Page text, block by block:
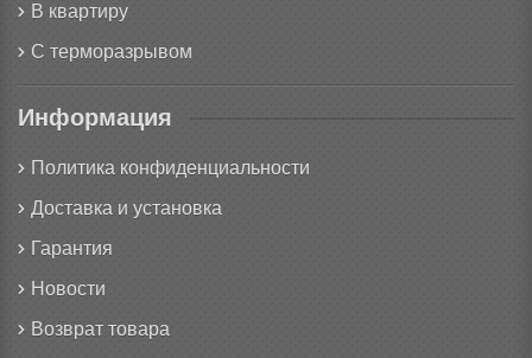
В квартиру
С терморазрывом
Информация
Политика конфиденциальности
Доставка и установка
Гарантия
Новости
Возврат товара